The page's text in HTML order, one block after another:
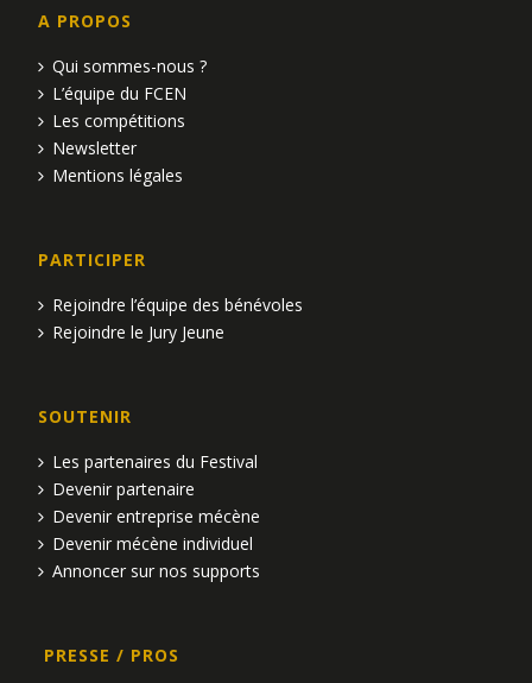
A PROPOS
Qui sommes-nous ?
L’équipe du FCEN
Les compétitions
Newsletter
Mentions légales
PARTICIPER
Rejoindre l’équipe des bénévoles
Rejoindre le Jury Jeune
SOUTENIR
Les partenaires du Festival
Devenir partenaire
Devenir entreprise mécène
Devenir mécène individuel
Annoncer sur nos supports
PRESSE / PROS